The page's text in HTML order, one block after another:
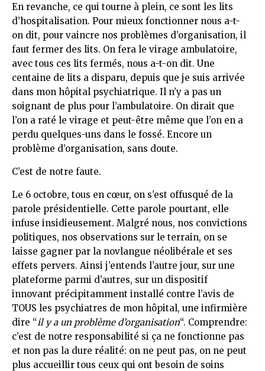
En revanche, ce qui tourne à plein, ce sont les lits
d’hospitalisation. Pour mieux fonctionner nous a-t-
on dit, pour vaincre nos problèmes d’organisation, il
faut fermer des lits. On fera le virage ambulatoire,
avec tous ces lits fermés, nous a-t-on dit. Une
centaine de lits a disparu, depuis que je suis arrivée
dans mon hôpital psychiatrique. Il n’y a pas un
soignant de plus pour l’ambulatoire. On dirait que
l’on a raté le virage et peut-être même que l’on en a
perdu quelques-uns dans le fossé. Encore un
problème d’organisation, sans doute.
C’est de notre faute.
Le 6 octobre, tous en cœur, on s’est offusqué de la
parole présidentielle. Cette parole pourtant, elle
infuse insidieusement. Malgré nous, nos convictions
politiques, nos observations sur le terrain, on se
laisse gagner par la novlangue néolibérale et ses
effets pervers. Ainsi j’entends l’autre jour, sur une
plateforme parmi d’autres, sur un dispositif
innovant précipitamment installé contre l’avis de
TOUS les psychiatres de mon hôpital, une infirmière
dire “il y a un problème d’organisation“. Comprendre:
c’est de notre responsabilité si ça ne fonctionne pas
et non pas la dure réalité: on ne peut pas, on ne peut
plus accueillir tous ceux qui ont besoin de soins